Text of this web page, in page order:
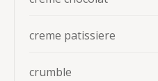
creme patissiere
crumble